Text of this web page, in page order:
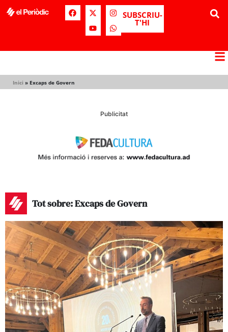
SUBSCRIU-
T'HI
Inici » Excaps de Govern
Publicitat
Tot sobre: Excaps de Govern